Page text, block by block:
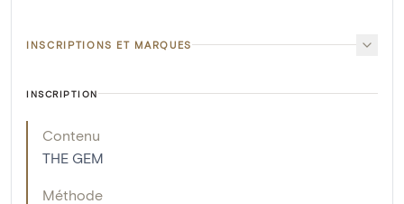
INSCRIPTIONS ET MARQUES
INSCRIPTION
Contenu
THE GEM
Méthode